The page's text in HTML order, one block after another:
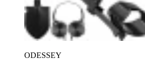
ODESSEY